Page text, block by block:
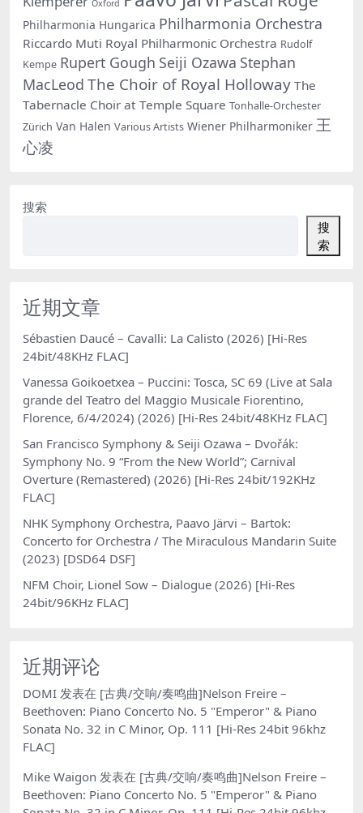
Oxford
Philharmonia Hungarica Philharmonia Orchestra
Riccardo Muti Royal Philharmonic Orchestra Rudolf
Kempe Rupert Gough Seiji Ozawa Stephan
MacLeod The Choir of Royal Holloway The
Tabernacle Choir at Temple Square Tonhalle-Orchester
Zürich Van Halen Various Artists Wiener Philharmoniker 王
心凌
搜索
搜
索
近期文章
Sébastien Daucé – Cavalli: La Calisto (2026) [Hi-Res
24bit/48KHz FLAC]
Vanessa Goikoetxea – Puccini: Tosca, SC 69 (Live at Sala
grande del Teatro del Maggio Musicale Fiorentino,
Florence, 6/4/2024) (2026) [Hi-Res 24bit/48KHz FLAC]
San Francisco Symphony & Seiji Ozawa – Dvořák:
Symphony No. 9 “From the New World”; Carnival
Overture (Remastered) (2026) [Hi-Res 24bit/192KHz
FLAC]
NHK Symphony Orchestra, Paavo Järvi – Bartok:
Concerto for Orchestra / The Miraculous Mandarin Suite
(2023) [DSD64 DSF]
NFM Choir, Lionel Sow – Dialogue (2026) [Hi-Res
24bit/96KHz FLAC]
近期评论
DOMI 发表在 [古典/交响/奏鸣曲]Nelson Freire –
Beethoven: Piano Concerto No. 5 "Emperor" & Piano
Sonata No. 32 in C Minor, Op. 111 [Hi-Res 24bit 96khz
FLAC]
Mike Waigon 发表在 [古典/交响/奏鸣曲]Nelson Freire –
Beethoven: Piano Concerto No. 5 "Emperor" & Piano